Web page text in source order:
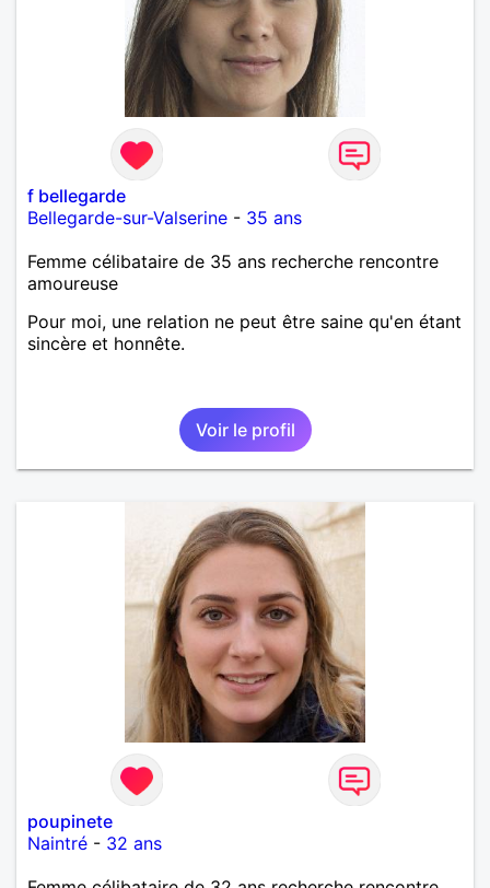
f bellegarde
Bellegarde-sur-Valserine - 35 ans
Femme célibataire de 35 ans recherche rencontre
amoureuse
Pour moi, une relation ne peut être saine qu'en étant
sincère et honnête.
Voir le profil
poupinete
Naintré - 32 ans